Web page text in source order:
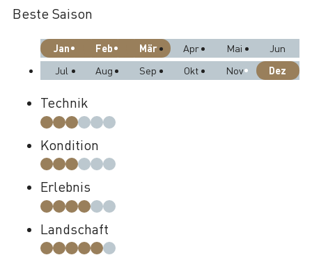
Beste Saison
Jan Feb Mär Apr Mai
Jun
Jul
Aug Sep Okt Nov Dez
Technik
Kondition
Erlebnis
Landschaft